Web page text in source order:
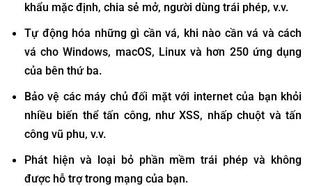
khẩu mặc định, chia sẻ mở, người dùng trái phép, v.v.
Tự động hóa những gì cần vá, khi nào cần vá và cách
vá cho Windows, macOS, Linux và hơn 250 ứng dụng
của bên thứ ba.
Bảo vệ các máy chủ đối mặt với internet của bạn khỏi
nhiều biến thể tấn công, như XSS, nhấp chuột và tấn
công vũ phu, v.v.
Phát hiện và loại bỏ phần mềm trái phép và không
được hỗ trợ trong mạng của bạn.